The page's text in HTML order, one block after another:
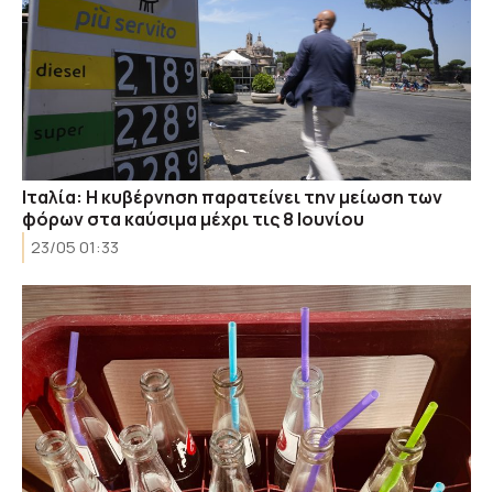
Ιταλία: H κυβέρνηση παρατείνει την μείωση των
φόρων στα καύσιμα μέχρι τις 8 Ιουνίου
23/05 01:33